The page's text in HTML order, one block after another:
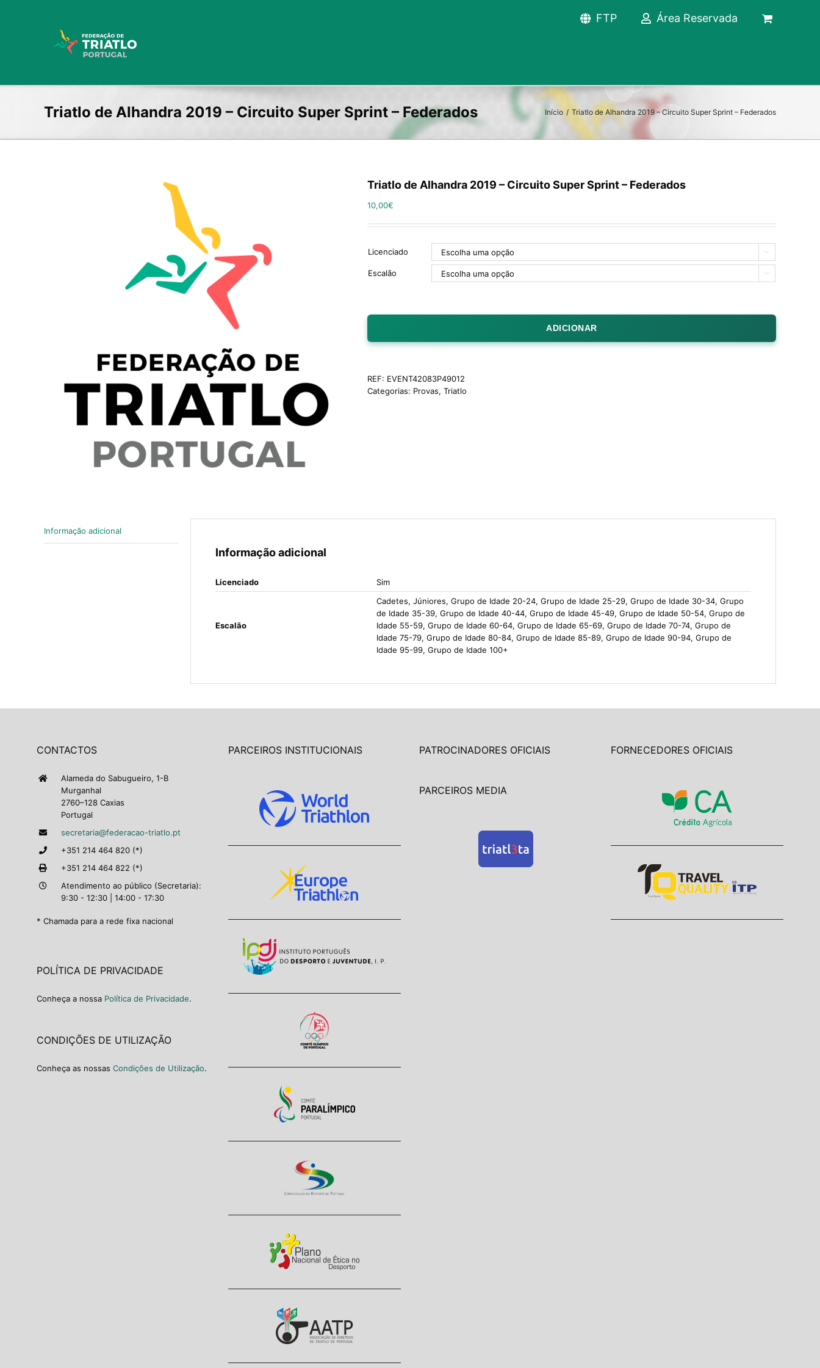
FTP Área Reservada
Triatlo de Alhandra 2019 – Circuito Super Sprint – Federados Início / Triatlo de Alhandra 2019 – Circuito Super Sprint – Federados
Triatlo de Alhandra 2019 – Circuito Super Sprint – Federados
10,00€
Licenciado 
Escalão 
ADICIONAR
REF: EVENT42083P49012
Categorias: Provas, Triatlo
Informação adicional
Informação adicional
Licenciado Sim
Escalão
Cadetes, Júniores, Grupo de Idade 20-24, Grupo de Idade 25-29, Grupo de Idade 30-34, Grupo
de Idade 35-39, Grupo de Idade 40-44, Grupo de Idade 45-49, Grupo de Idade 50-54, Grupo de
Idade 55-59, Grupo de Idade 60-64, Grupo de Idade 65-69, Grupo de Idade 70-74, Grupo de
Idade 75-79, Grupo de Idade 80-84, Grupo de Idade 85-89, Grupo de Idade 90-94, Grupo de
Idade 95-99, Grupo de Idade 100+
CONTACTOS
Alameda do Sabugueiro, 1-B
Murganhal
2760–128 Caxias
Portugal
secretaria@federacao-triatlo.pt
+351 214 464 820 (*)
+351 214 464 822 (*)
Atendimento ao público (Secretaria):
9:30 - 12:30 | 14:00 - 17:30
* Chamada para a rede fixa nacional
POLÍTICA DE PRIVACIDADE
Conheça a nossa Política de Privacidade.
CONDIÇÕES DE UTILIZAÇÃO
Conheça as nossas Condições de Utilização.
PARCEIROS INSTITUCIONAIS PATROCINADORES OFICIAIS
PARCEIROS MEDIA
FORNECEDORES OFICIAIS